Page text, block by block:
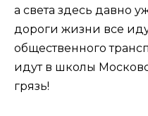
а света здесь давно
дороги жизни все
общественного
идут в школы
грязь!